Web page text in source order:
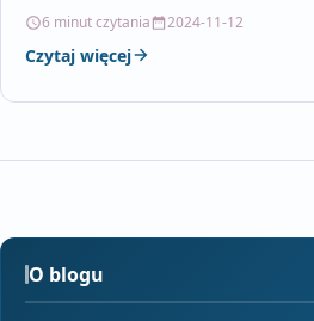
6 minut czytania 2024-11-12
Czytaj więcej
O blogu